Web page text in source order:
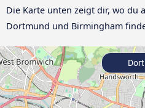
Die Karte unten zeigt dir, wo du
Dortmund und Birmingham